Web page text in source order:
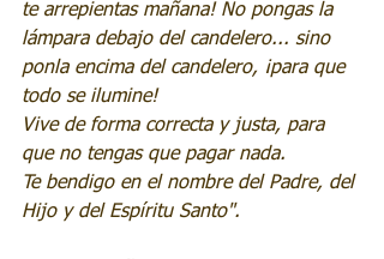
te arrepientas mañana! No pongas la
lámpara debajo del candelero... sino
ponla encima del candelero, ¡para que
todo se ilumine!
Vive de forma correcta y justa, para
que no tengas que pagar nada.
Te bendigo en el nombre del Padre, del
Hijo y del Espíritu Santo".